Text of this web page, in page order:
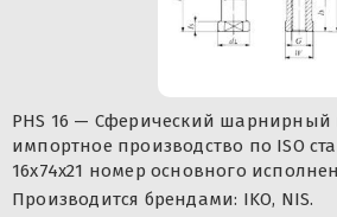
PHS 16 — Сферический
импортное производство по ISO
16x74x21 номер основного
Производится брендами: IKO, NIS.